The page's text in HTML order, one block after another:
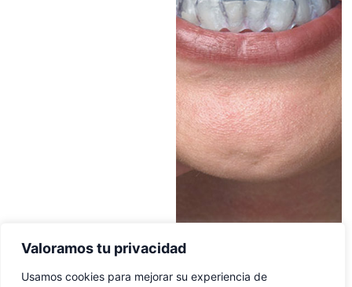
Valoramos tu privacidad
Usamos cookies para mejorar su experiencia de